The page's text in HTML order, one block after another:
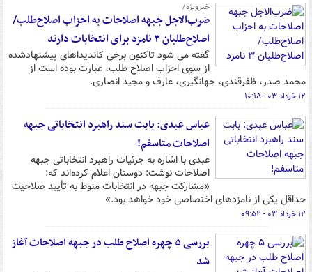
خبرویژه/
ضرب‌الاجل جبهه اصلاحات به احزاب اصلاح‌طلب/
اصلاح‌طلبان ۳ نامزد برای انتخابات دارند
گفته می شود تاکنون برخی کاندیداهای پیشنهادشده
از سوی احزاب اصلاح طلب، عبارت بوده است از
محمد صدر، ظفرقندی، جهانگیری، عارف و مجید انصاری.
۱۲ خرداد ۰۳ - ۱۰:۱۸
عباس عبدی: بابت سند راهبرد انتخاباتی جبهه
اصلاحات متاسفم!
عبدی با اشاره به جزئیات راهبرد انتخاباتی جبهه
اصلاحات نوشت: دوستان اعلام کرده‌اند که:
«مشارکت جبهه در انتخابات منوط به تأیید صلاحیت
حداقل یکی از نامزدهای اختصاصی خود خواهد بود.»
۱۲ خرداد ۰۳ - ۰۹:۵۲
بررسی ۵ چهره اصلاح طلب در جبهه اصلاحات آغاز
شد